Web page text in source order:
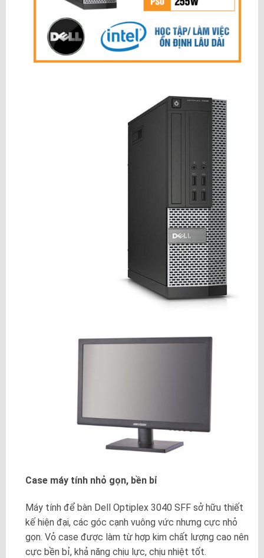
Case máy tính nhỏ gọn, bền bỉ
Máy tính để bàn Dell Optiplex 3040 SFF sở hữu thiết
kế hiện đại, các góc cạnh vuông vức nhưng cực nhỏ
gọn. Vỏ case được làm từ hợp kim chất lượng cao nên
cực bền bỉ, khả năng chịu lực, chịu nhiệt tốt.